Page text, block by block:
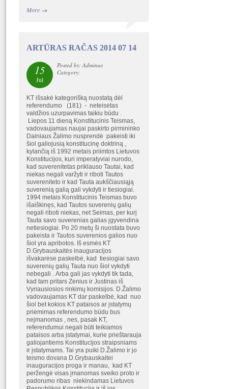
More→
ARTŪRAS RAČAS 2014 07 14
15
Jul
Posted by: Adminas
Category:
KT išsakė kategorišką nuostatą dėl
referendumo (181) - neteisėtas
valdžios uzurpavimas taikiu būdu .
Liepos 11 dieną Konstitucinis Teismas,
vadovaujamas naujai paskirto pirmininko
Dainiaus Žalimo nusprendė pakeisti iki
šiol galiojusią konstitucinę doktriną ,
kylančią iš 1992 metais priimtos Lietuvos
Konstitucijos, kuri imperatyviai nurodo,
kad suverenitetas priklauso Tautai, kad
niekas negali varžyti ir riboti Tautos
suvereniteto ir kad Tauta aukščiausiąją
suverenią galią gali vykdyti ir tiesiogiai.
1994 metais Konstitucinis Teismas buvo
išaiškinęs, kad Tautos suverenių galių
negali riboti niekas, net Seimas, per kurį
Tauta savo suverenias galias įgyvendina
netiesiogiai. Po 20 metų ši nuostata buvo
pakeista ir Tautos suverenios galios nuo
šiol yra apribotos. Iš esmės KT
D.Grybauskaitės inauguracijos
išvakarėse paskelbė, kad tiesiogiai savo
suverenių galių Tauta nuo šiol vykdyti
nebegali . Arba gali jas vykdyti tik tada,
kad tam pritars Zenius ir Justinas iš
Vyriausiosios rinkimų komisijos. D.Žalimo
vadovaujamas KT dar paskelbė, kad nuo
šiol bet kokios KT pataisos ar įstatymų
priėmimas referendumo būdu bus
neįmanomas , nes, pasak KT,
referendumui negali būti teikiamos
pataisos arba įstatymai, kurie prieštarauja
galiojantiems Konstitucijos straipsniams
ir įstatymams. Tai yra puiki D.Žalimo ir jo
teismo dovana D.Grybauskaitei
inauguracijos proga ir manau, kad KT
peržengė visas įmanomas sveiko proto ir
padorumo ribas niekindamas Lietuvos